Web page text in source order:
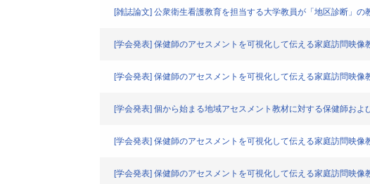
[雑誌論文] 公衆衛生看護教育を担当する大学教員が「地区診断」
[学会発表] 保健師のアセスメントを可視化して伝える家庭訪問映
[学会発表] 保健師のアセスメントを可視化して伝える家庭訪問映像
[学会発表] 個から始まる地域アセスメント教材に対する保健師およ
[学会発表] 保健師のアセスメントを可視化して伝える家庭訪問映
[学会発表] 保健師のアセスメントを可視化して伝える家庭訪問映像